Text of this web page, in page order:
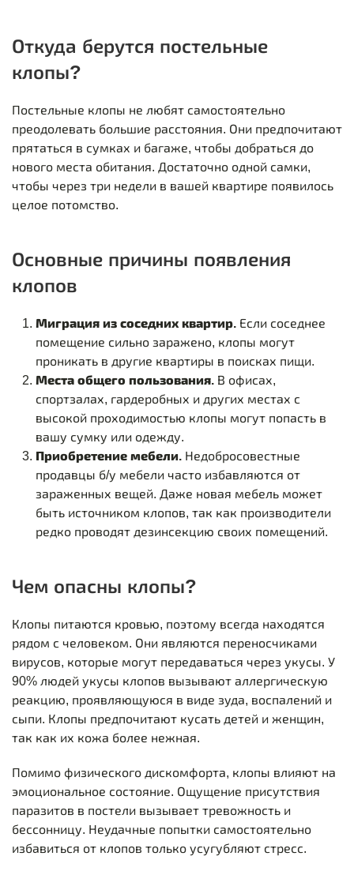
Откуда берутся постельные
клопы?
Постельные клопы не любят самостоятельно
преодолевать большие расстояния. Они предпочитают
прятаться в сумках и багаже, чтобы добраться до
нового места обитания. Достаточно одной самки,
чтобы через три недели в вашей квартире появилось
целое потомство.
Основные причины появления
клопов
Миграция из соседних квартир. Если соседнее
помещение сильно заражено, клопы могут
проникать в другие квартиры в поисках пищи.
Места общего пользования. В офисах,
спортзалах, гардеробных и других местах с
высокой проходимостью клопы могут попасть в
вашу сумку или одежду.
Приобретение мебели. Недобросовестные
продавцы б/у мебели часто избавляются от
зараженных вещей. Даже новая мебель может
быть источником клопов, так как производители
редко проводят дезинсекцию своих помещений.
Чем опасны клопы?
Клопы питаются кровью, поэтому всегда находятся
рядом с человеком. Они являются переносчиками
вирусов, которые могут передаваться через укусы. У
90% людей укусы клопов вызывают аллергическую
реакцию, проявляющуюся в виде зуда, воспалений и
сыпи. Клопы предпочитают кусать детей и женщин,
так как их кожа более нежная.
Помимо физического дискомфорта, клопы влияют на
эмоциональное состояние. Ощущение присутствия
паразитов в постели вызывает тревожность и
бессонницу. Неудачные попытки самостоятельно
избавиться от клопов только усугубляют стресс.